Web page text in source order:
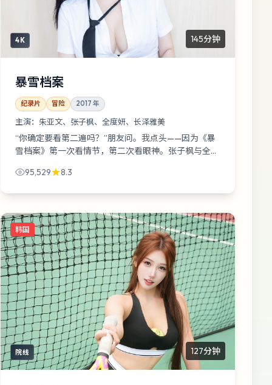
4K 145分钟
暴雪档案
纪录片 冒险 2017 年
主演： 朱亚文、张子枫、全度妍、长泽雅美
“你确定要看第二遍吗？”朋友问。我点头——因为《暴
雪档案》第一次看情节，第二次看眼神。张子枫与全度
95,529
8.3
韩国
院线 127分钟